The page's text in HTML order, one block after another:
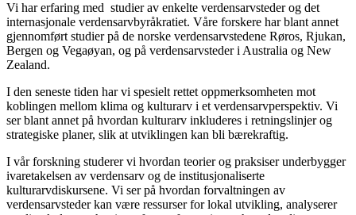
Vi har erfaring med studier av enkelte verdensarvsteder og det
internasjonale verdensarvbyråkratiet. Våre forskere har blant annet
gjennomført studier på de norske verdensarvstedene Røros, Rjukan,
Bergen og Vegaøyan, og på verdensarvsteder i Australia og New
Zealand.
I den seneste tiden har vi spesielt rettet oppmerksomheten mot
koblingen mellom klima og kulturarv i et verdensarvperspektiv. Vi
ser blant annet på hvordan kulturarv inkluderes i retningslinjer og
strategiske planer, slik at utviklingen kan bli bærekraftig.
I vår forskning studerer vi hvordan teorier og praksiser underbygger
ivaretakelsen av verdensarv og de institusjonaliserte
kulturarvdiskursene. Vi ser på hvordan forvaltningen av
verdensarvsteder kan være ressurser for lokal utvikling, analyserer